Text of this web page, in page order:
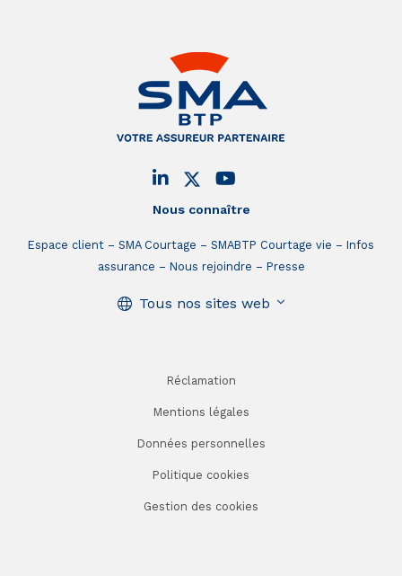
Nous connaître
Espace client SMA Courtage SMABTP Courtage vie
Infos
assurance
Nous rejoindre Presse
Tous nos sites web
Réclamation
Mentions légales
Données personnelles
Politique cookies
Gestion des cookies